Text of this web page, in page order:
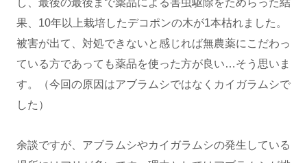
し、最後の最後まで薬品による害虫駆除をためらった結
果、10年以上栽培したデコポンの木が1本枯れました。
被害が出て、対処できないと感じれば無農薬にこだわっ
ている方であっても薬品を使った方が良い…そう思いま
す。（今回の原因はアブラムシではなくカイガラムシで
した）
余談ですが、アブラムシやカイガラムシの発生している